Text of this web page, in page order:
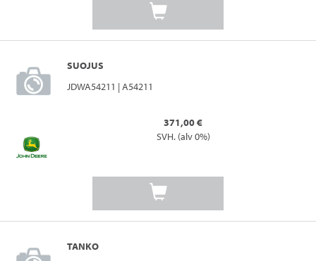
SUOJUS
JDWA54211 | A54211
371,00 €
SVH. (alv 0%)
TANKO